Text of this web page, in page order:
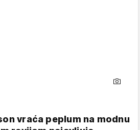
vraća peplum na modnu